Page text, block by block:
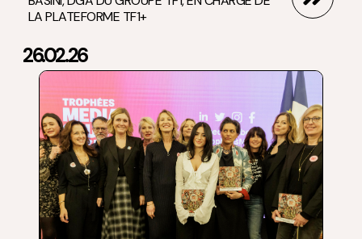
LA PLATEFORME TF1+
26.02.26